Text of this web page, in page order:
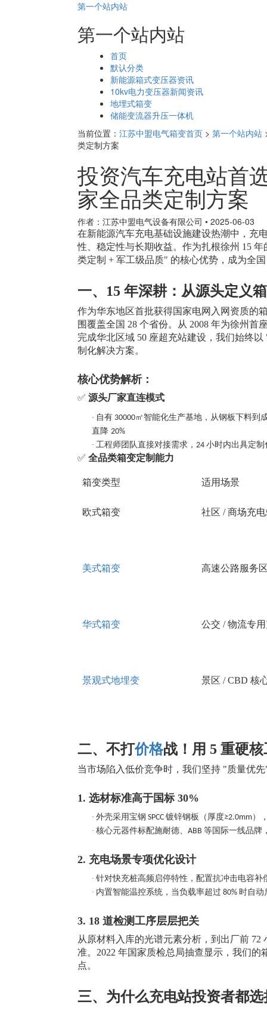
第一个站内站
第一个站内站
首页
默认分类
新能源箱式变压器资讯
10kv电力变压器新闻资讯
地埋式箱变
储能变流器升压一体机
当前位置： 江苏中盟电气箱变首页 > 第一个站内站
类定制方案
投资汽车充电站首
家全品类定制方案
作者：江苏中盟电气设备有限公司 • 2025-06-03
在新能源汽车充电基础设施建设热潮中，充
性、稳定性与长期收益。作为扎根徐州 15 年
类定制 + 军工级品质" 的核心优势，成为全
一、 15 年深耕：从源头定义
作为华东地区首批获得国家电网入网资质的
围覆盖全国 28 个省份。从 2008 年为徐州首
完成华北区域 50 座超充站建设，我们始终以
制化解决方案。
核心优势解析：
✅ 源头厂家直连模式
· 自有 30000㎡智能化生产基地，从钢板下料到
直降 20%
· 工程师团队直接对接需求， 24 小时内出具定
✅ 全品类箱变定制能力
箱变类型 适用场景
欧式箱变 社区 / 商场充
美式箱变 高速公路服务
华式箱变 公交 / 物流专
景观式地埋变 景区 / CBD 核
二、不打价格战！用 5 重硬
当市场陷入低价竞争时，我们坚持 "质量优
1. 选材标准高于国标 30%
· 外壳采用宝钢 SPCC 镀锌钢板（厚度≥2.0mm）
· 核心元器件标配施耐德、 ABB 等国际一线品牌
2. 充电场景专项优化设计
· 针对快充桩高频启停特性，配置抗冲击电容补
· 内置智能温控系统，当负载率超过 80% 时自动
3. 18 道检测工序层层把关
从原材料入库的光谱元素分析，到出厂前 72
准。2022 年国家质检总局抽查显示，我们的
点。
三、为什么充电站投资者都